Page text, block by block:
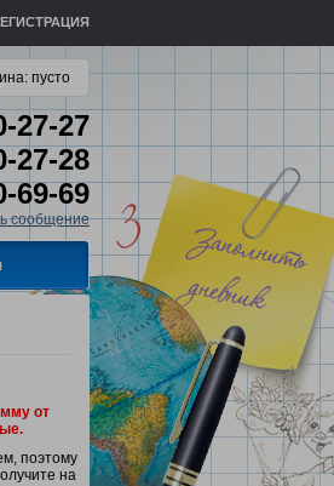
пусто
27-27
27-28
69-69
сообщение
от
поэтому
на